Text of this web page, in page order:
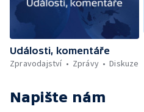
Události, komentáře
Zpravodajství
Zprávy Diskuze
Napište nám